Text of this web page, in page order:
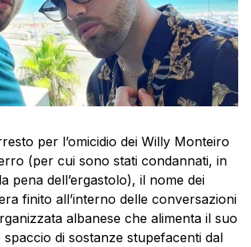
per l’omicidio dei Willy Monteiro
(per cui sono stati condannati, in
pena dell’ergastolo), il nome dei
finito all’interno delle conversazioni
albanese che alimenta il suo
di sostanze stupefacenti dal